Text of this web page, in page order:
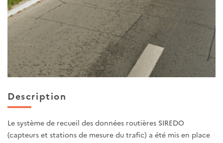
Description
Le système de recueil des données routières SIREDO
(capteurs et stations de mesure du trafic) a été mis en place